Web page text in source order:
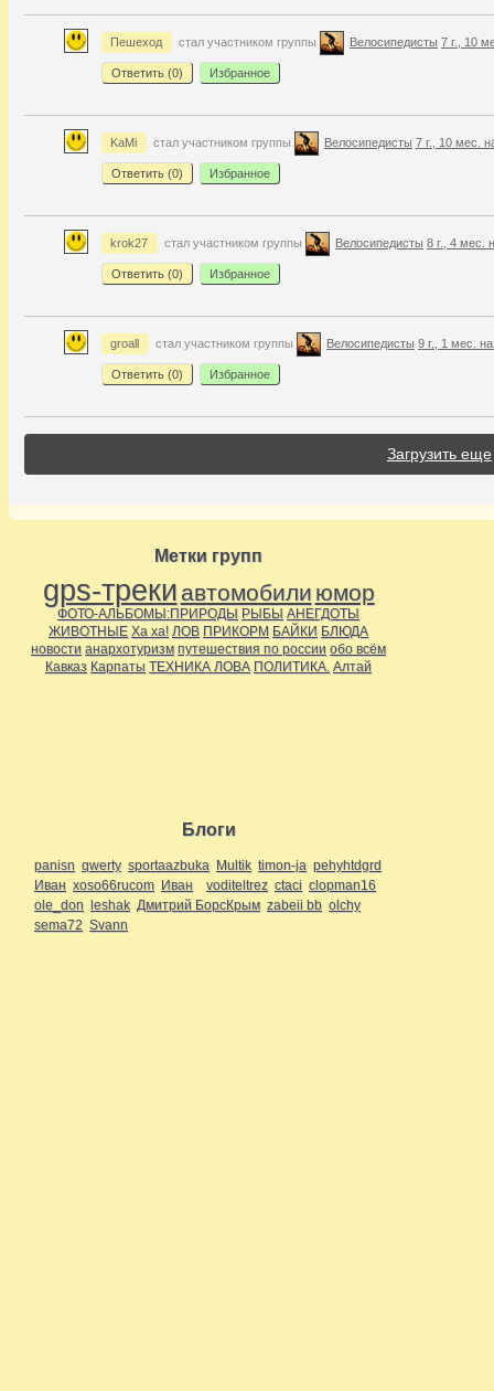
Пешеход стал участником группы Велосипедисты 7 г., 10
Ответить (0) Избранное
KaMi стал участником группы Велосипедисты 7 г., 10 мес.
Ответить (0) Избранное
krok27 стал участником группы Велосипедисты 8 г., 4 мес.
Ответить (0) Избранное
groall стал участником группы Велосипедисты 9 г., 1 мес.
Ответить (0) Избранное
Загрузить еще
Метки групп
gps-треки автомобили юмор
ФОТО-АЛЬБОМЫ:ПРИРОДЫ РЫБЫ АНЕГДОТЫ
ЖИВОТНЫЕ Ха ха! ЛОВ ПРИКОРМ БАЙКИ БЛЮДА
новости анархотуризм путешествия по россии обо всём
Кавказ Карпаты ТЕХНИКА ЛОВА ПОЛИТИКА. Алтай
Блоги
panisn qwerty sportaazbuka Multik timon-ja pehyhtdgrd
Иван xoso66rucom Иван voditeltrez ctaci clopman16
ole_don leshak Дмитрий БорсКрым zabeii bb olchy
sema72 Svann